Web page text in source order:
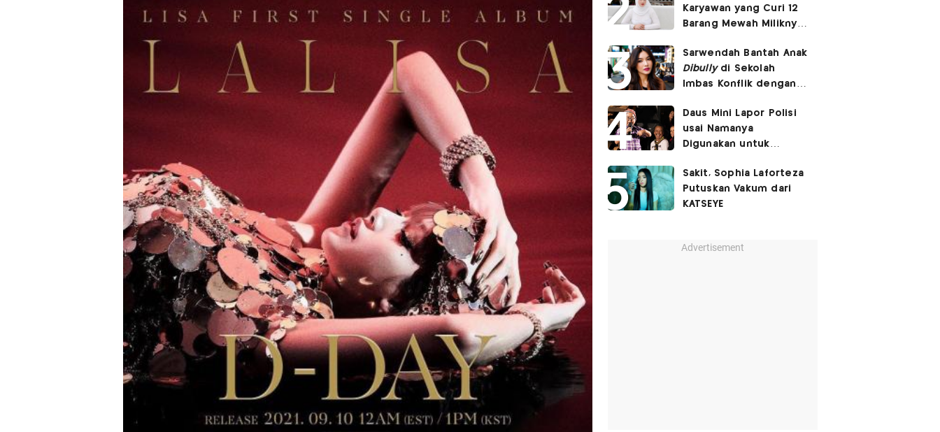
Karyawan yang Curi 12
Barang Mewah Miliknya
Sarwendah Bantah Anak
Dibullydi Sekolah
Imbas Konflik dengan
Daus Mini Lapor Polisi
usai Namanya
Digunakan untuk
SARA
Sakit, Sophia Laforteza
Putuskan Vakum dari
KATSEYE
Advertisement